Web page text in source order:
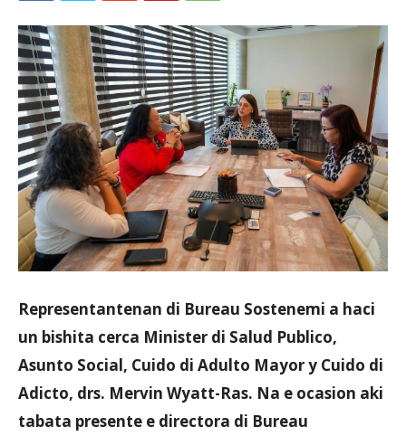
Aruba
Representantenan di Bureau Sostenemi a haci
un bishita cerca Minister di Salud Publico,
Asunto Social, Cuido di Adulto Mayor y Cuido di
Adicto, drs. Mervin Wyatt-Ras. Na e ocasion aki
tabata presente e directora di Bureau